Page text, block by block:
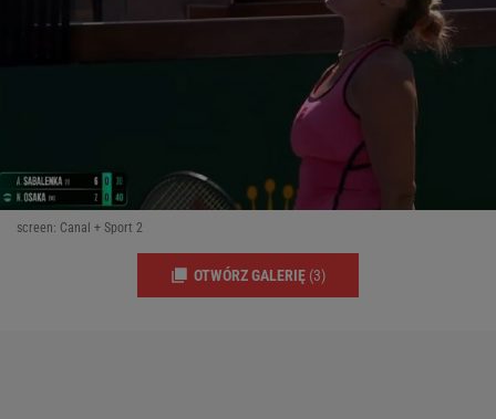
screen: Canal + Sport 2
OTWÓRZ GALERIĘ (3)